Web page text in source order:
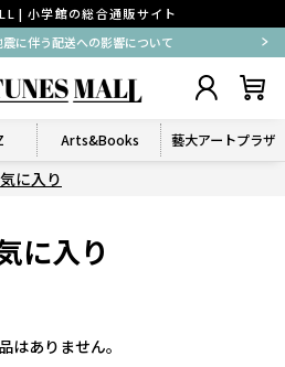
| 小学館の総合通販サイト
に伴う配送への影響について
Arts&Books 藝大アートプラザ
に入り
に入り
はありません。